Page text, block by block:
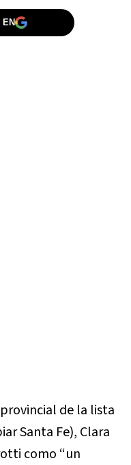
EN
de la lista
Santa Fe), Clara
como “un